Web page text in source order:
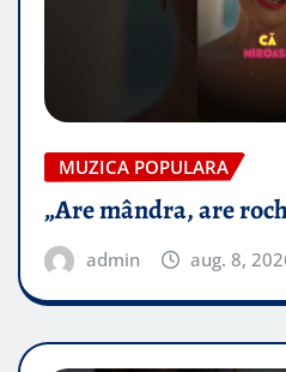
MUZICA POPULARA
„Are mândra, are
admin aug. 8,